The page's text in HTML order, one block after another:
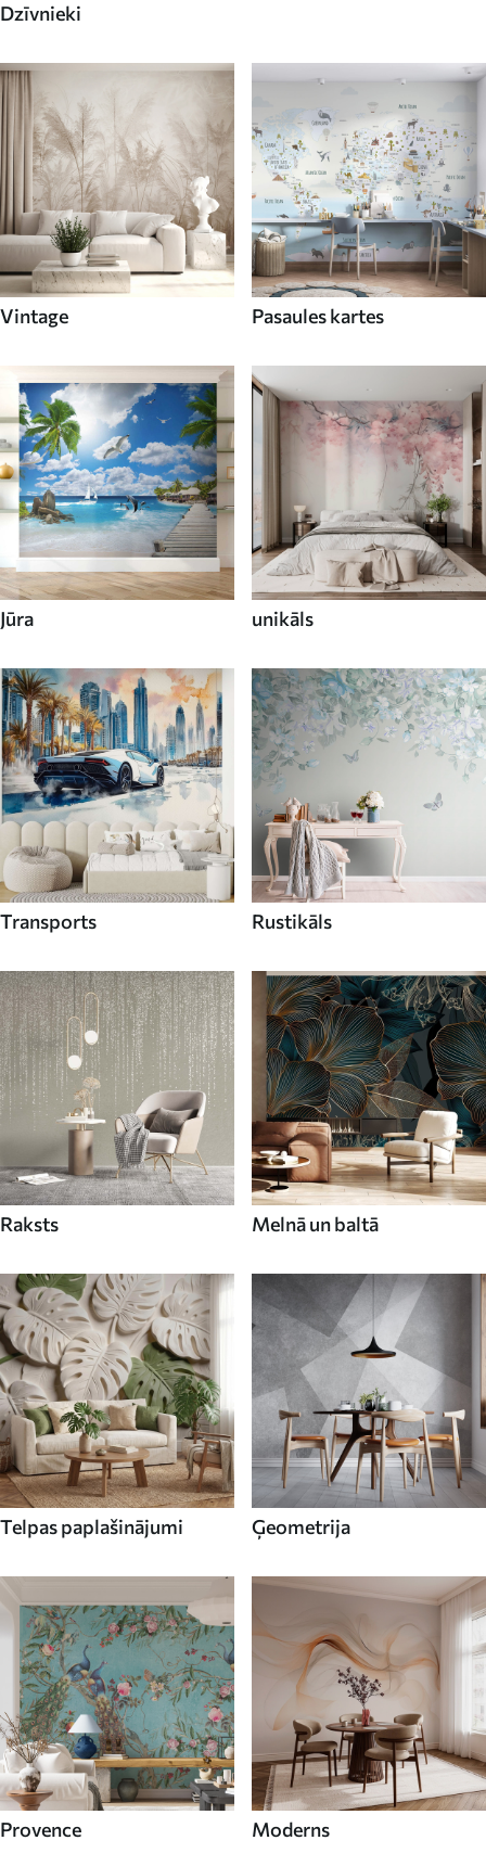
Dzīvnieki
Vintage Pasaules kartes
Jūra unikāls
Transports Rustikāls
Raksts Melnā un baltā
Telpas paplašinājumi Ģeometrija
Provence Moderns